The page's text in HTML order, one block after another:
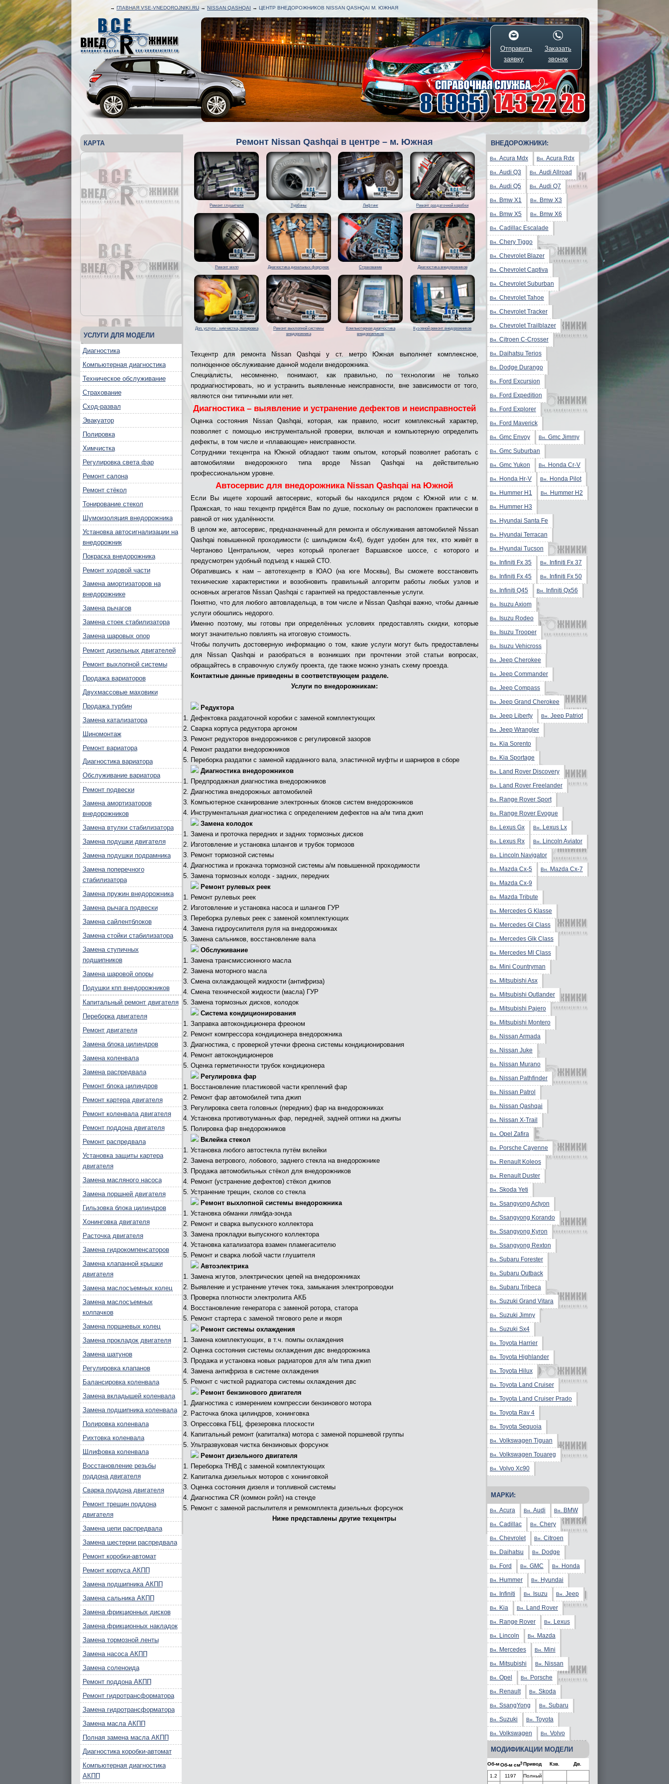
→ ГЛАВНАЯ VSE-VNEDOROJNIKI.RU → NISSAN QASHQAI → ЦЕНТР ВНЕДОРОЖНИКОВ NISSAN QASHQAI М. ЮЖНАЯ
Отправить
заявку
Заказать
звонок
Ремонт Nissan Qashqai в центре – м. Южная
Ремонт глушителя Турбины Лифтинг Ремонт раздаточной коробки
Ремонт мкпп Диагностика дизельных форсунок Страхование Диагностика внедорожников
Доп. услуги - химчистка, полировка
Ремонт выхлопной системы
внедорожника
Компьютерная диагностика
внедорожников
Кузовной ремонт внедорожников
Техцентр для ремонта Nissan Qashqai у ст. метро Южная выполняет комплексное,
полноценное обслуживание данной модели внедорожника.
Специалисты, несомненно, понимают, как правильно, по технологии не только
продиагностировать, но и устранить выявленные неисправности, вне зависимости от того,
являются они типичными или нет.
Диагностика – выявление и устранение дефектов и неисправностей
Оценка состояния Nissan Qashqai, которая, как правило, носит комплексный характер,
позволяет с помощью инструментальной проверки, включая и компьютерную определить
дефекты, в том числе и «плавающие» неисправности.
Сотрудники техцентра на Южной обладают таким опытом, который позволяет работать с
автомобилями внедорожного типа вроде Nissan Qashqai на действительно
профессиональном уровне.
Автосервис для внедорожника Nissan Qashqai на Южной
Если Вы ищете хороший автосервис, который бы находился рядом с Южной или с м.
Пражская, то наш техцентр придётся Вам по душе, поскольку он расположен практически в
равной от них удалённости.
В целом же, автосервис, предназначенный для ремонта и обслуживания автомобилей Nissan
Qashqai повышенной проходимости (с шильдиком 4х4), будет удобен для тех, кто живёт в
Чертаново Центральном, через который пролегает Варшавское шоссе, с которого и
предусмотрен удобный подъезд к нашей СТО.
Обратившись к нам – автотехцентр в ЮАО (на юге Москвы), Вы сможете восстановить
технические характеристики и возобновить правильный алгоритм работы любых узлов и
основных агрегатов Nissan Qashqai с гарантией на предоставленные услуги.
Понятно, что для любого автовладельца, в том числе и Nissan Qashqai важно, чтобы данные
услуги обошлись недорого.
Именно поэтому, мы готовы при определённых условиях предоставлять скидки, которые
могут значительно повлиять на итоговую стоимость.
Чтобы получить достоверную информацию о том, какие услуги могут быть предоставлены
для Nissan Qashqai и разобраться в возникших при прочтении этой статьи вопросах,
обращайтесь в справочную службу проекта, где также можно узнать схему проезда.
Контактные данные приведены в соответствующем разделе.
Услуги по внедорожникам:
Редуктора
Дефектовка раздаточной коробки с заменой комплектующих
Сварка корпуса редуктора аргоном
Ремонт редукторов внедорожников с регулировкой зазоров
Ремонт раздатки внедорожников
Переборка раздатки с заменой карданного вала, эластичной муфты и шарниров в сборе
Диагностика внедорожников
Предпродажная диагностика внедорожников
Диагностика внедорожных автомобилей
Компьютерное сканирование электронных блоков систем внедорожников
Инструментальная диагностика с определением дефектов на а/м типа джип
Замена колодок
Замена и проточка передних и задних тормозных дисков
Изготовление и установка шлангов и трубок тормозов
Ремонт тормозной системы
Диагностика и прокачка тормозной системы а/м повышенной проходимости
Замена тормозных колодк - задних, передних
Ремонт рулевых реек
Ремонт рулевых реек
Изготовление и установка насоса и шлангов ГУР
Переборка рулевых реек с заменой комплектующих
Замена гидроусилителя руля на внедорожниках
Замена сальников, восстановление вала
Обслуживание
Замена трансмиссионного масла
Замена моторного масла
Смена охлаждающей жидкости (антифриза)
Смена технической жидкости (масла) ГУР
Замена тормозных дисков, колодок
Система кондиционирования
Заправка автокондиционера фреоном
Ремонт компрессора кондиционера внедорожника
Диагностика, с проверкой утечки фреона системы кондиционирования
Ремонт автокондиционеров
Оценка герметичности трубок кондиционера
Регулировка фар
Восстановление пластиковой части креплений фар
Ремонт фар автомобилей типа джип
Регулировка света головных (передних) фар на внедорожниках
Установка противотуманных фар, передней, задней оптики на джипы
Полировка фар внедорожников
Вклейка стекол
Установка любого автостекла путём вклейки
Замена ветрового, лобового, заднего стекла на внедорожнике
Продажа автомобильных стёкол для внедорожников
Ремонт (устранение дефектов) стёкол джипов
Устранение трещин, сколов со стекла
Ремонт выхлопной системы внедорожника
Установка обманки лямбда-зонда
Ремонт и сварка выпускного коллектора
Замена прокладки выпускного коллектора
Установка катализатора взамен пламегасителю
Ремонт и сварка любой части глушителя
Автоэлектрика
Замена жгутов, электрических цепей на внедорожниках
Выявление и устранение утечек тока, замыкания электропроводки
Проверка плотности электролита АКБ
Восстановление генератора с заменой ротора, статора
Ремонт стартера с заменой тягового реле и якоря
Ремонт системы охлаждения
Замена комплектующих, в т.ч. помпы охлаждения
Оценка состояния системы охлаждения двс внедорожника
Продажа и установка новых радиаторов для а/м типа джип
Замена антифриза в системе охлаждения
Ремонт с чисткой радиатора системы охлаждения двс
Ремонт бензинового двигателя
Диагностика с измерением компрессии бензинового мотора
Расточка блока цилиндров, хонинговка
Опрессовка ГБЦ, фрезеровка плоскости
Капитальный ремонт (капиталка) мотора с заменой поршневой группы
Ультразвуковая чистка бензиновых форсунок
Ремонт дизельного двигателя
Переборка ТНВД с заменой комплектующих
Капиталка дизельных моторов с хонинговкой
Оценка состояния дизеля и топливной системы
Диагностика СR (коммон рэйл) на стенде
Ремонт с заменой распылителя и ремкомплекта дизельных форсунок
Ниже представлены другие техцентры
КАРТА
УСЛУГИ ДЛЯ МОДЕЛИ
Диагностика
Компьютерная диагностика
Техническое обслуживание
Страхование
Сход-развал
Эвакуатор
Полировка
Химчистка
Регулировка света фар
Ремонт салона
Ремонт стёкол
Тонирование стекол
Шумоизоляция внедорожника
Установка автосигнализации на
внедорожник
Покраска внедорожника
Ремонт ходовой части
Замена амортизаторов на
внедорожнике
Замена рычагов
Замена стоек стабилизатора
Замена шаровых опор
Ремонт дизельных двигателей
Ремонт выхлопной системы
Продажа вариаторов
Двухмассовые маховики
Продажа турбин
Замена катализатора
Шиномонтаж
Ремонт вариатора
Диагностика вариатора
Обслуживание вариатора
Ремонт подвески
Замена амортизаторов
внедорожников
Замена втулки стабилизатора
Замена подушки двигателя
Замена подушки подрамника
Замена поперечного
стабилизатора
Замена пружин внедорожника
Замена рычага подвески
Замена сайлентблоков
Замена стойки стабилизатора
Замена ступичных
подшипников
Замена шаровой опоры
Подушки кпп внедорожников
Капитальный ремонт двигателя
Переборка двигателя
Ремонт двигателя
Замена блока цилиндров
Замена коленвала
Замена распредвала
Ремонт блока цилиндров
Ремонт картера двигателя
Ремонт коленвала двигателя
Ремонт поддона двигателя
Ремонт распредвала
Установка защиты картера
двигателя
Замена масляного насоса
Замена поршней двигателя
Гильзовка блока цилиндров
Хонинговка двигателя
Расточка двигателя
Замена гидрокомпенсаторов
Замена клапанной крышки
двигателя
Замена маслосъемных колец
Замена маслосъемных
колпачков
Замена поршневых колец
Замена прокладок двигателя
Замена шатунов
Регулировка клапанов
Балансировка коленвала
Замена вкладышей коленвала
Замена подшипника коленвала
Полировка коленвала
Рихтовка коленвала
Шлифовка коленвала
Восстановление резьбы
поддона двигателя
Сварка поддона двигателя
Ремонт трещин поддона
двигателя
Замена цепи распредвала
Замена шестерни распредвала
Ремонт коробки-автомат
Ремонт корпуса АКПП
Замена подшипника АКПП
Замена сальника АКПП
Замена фрикционных дисков
Замена фрикционных накладок
Замена тормозной ленты
Замена насоса АКПП
Замена соленоида
Ремонт поддона АКПП
Ремонт гидротрансформатора
Замена гидротрансформатора
Замена масла АКПП
Полная замена масла АКПП
Диагностика коробки-автомат
Компьютерная диагностика
АКПП
ВНЕДОРОЖНИКИ:
Вн. Acura Mdx Вн. Acura Rdx
Вн. Audi Q3 Вн. Audi Allroad
Вн. Audi Q5 Вн. Audi Q7
Вн. Bmw X1 Вн. Bmw X3
Вн. Bmw X5 Вн. Bmw X6
Вн. Cadillac Escalade
Вн. Chery Tiggo
Вн. Chevrolet Blazer
Вн. Chevrolet Captiva
Вн. Chevrolet Suburban
Вн. Chevrolet Tahoe
Вн. Chevrolet Tracker
Вн. Chevrolet Trailblazer
Вн. Citroen C-Crosser
Вн. Daihatsu Terios
Вн. Dodge Durango
Вн. Ford Excursion
Вн. Ford Expedition
Вн. Ford Explorer
Вн. Ford Maverick
Вн. Gmc Envoy Вн. Gmc Jimmy
Вн. Gmc Suburban
Вн. Gmc Yukon Вн. Honda Cr-V
Вн. Honda Hr-V Вн. Honda Pilot
Вн. Hummer H1 Вн. Hummer H2
Вн. Hummer H3
Вн. Hyundai Santa Fe
Вн. Hyundai Terracan
Вн. Hyundai Tucson
Вн. Infiniti Fx 35 Вн. Infiniti Fx 37
Вн. Infiniti Fx 45 Вн. Infiniti Fx 50
Вн. Infiniti Q45 Вн. Infiniti Qx56
Вн. Isuzu Axiom
Вн. Isuzu Rodeo
Вн. Isuzu Trooper
Вн. Isuzu Vehicross
Вн. Jeep Cherokee
Вн. Jeep Commander
Вн. Jeep Compass
Вн. Jeep Grand Cherokee
Вн. Jeep Liberty Вн. Jeep Patriot
Вн. Jeep Wrangler
Вн. Kia Sorento
Вн. Kia Sportage
Вн. Land Rover Discovery
Вн. Land Rover Freelander
Вн. Range Rover Sport
Вн. Range Rover Evogue
Вн. Lexus Gx Вн. Lexus Lx
Вн. Lexus Rx Вн. Lincoln Aviator
Вн. Lincoln Navigator
Вн. Mazda Cx-5 Вн. Mazda Cx-7
Вн. Mazda Cx-9
Вн. Mazda Tribute
Вн. Mercedes G Klasse
Вн. Mercedes Gl Class
Вн. Mercedes Glk Class
Вн. Mercedes Ml Class
Вн. Mini Countryman
Вн. Mitsubishi Asx
Вн. Mitsubishi Outlander
Вн. Mitsubishi Pajero
Вн. Mitsubishi Montero
Вн. Nissan Armada
Вн. Nissan Juke
Вн. Nissan Murano
Вн. Nissan Pathfinder
Вн. Nissan Patrol
Вн. Nissan Qashqai
Вн. Nissan X-Trail
Вн. Opel Zafira
Вн. Porsche Cayenne
Вн. Renault Koleos
Вн. Renault Duster
Вн. Skoda Yeti
Вн. Ssangyong Actyon
Вн. Ssangyong Korando
Вн. Ssangyong Kyron
Вн. Ssangyong Rexton
Вн. Subaru Forester
Вн. Subaru Outback
Вн. Subaru Tribeca
Вн. Suzuki Grand Vitara
Вн. Suzuki Jimny
Вн. Suzuki Sx4
Вн. Toyota Harrier
Вн. Toyota Highlander
Вн. Toyota Hilux
Вн. Toyota Land Cruiser
Вн. Toyota Land Cruiser Prado
Вн. Toyota Rav 4
Вн. Toyota Sequoia
Вн. Volkswagen Tiguan
Вн. Volkswagen Touareg
Вн. Volvo Xc90
МАРКИ:
Вн. Acura Вн. Audi Вн. BMW
Вн. Cadillac Вн. Chery
Вн. Chevrolet Вн. Citroen
Вн. Daihatsu Вн. Dodge
Вн. Ford Вн. GMC Вн. Honda
Вн. Hummer Вн. Hyundai
Вн. Infiniti Вн. Isuzu Вн. Jeep
Вн. Kia Вн. Land Rover
Вн. Range Rover Вн. Lexus
Вн. Lincoln Вн. Mazda
Вн. Mercedes Вн. Mini
Вн. Mitsubishi Вн. Nissan
Вн. Opel Вн. Porsche
Вн. Renault Вн. Skoda
Вн. SsangYong Вн. Subaru
Вн. Suzuki Вн. Toyota
Вн. Volkswagen Вн. Volvo
МОДИФИКАЦИИ МОДЕЛИ
Об-мОб-м см3 Привод Кзв. Дв.
1.2 1197 Полный